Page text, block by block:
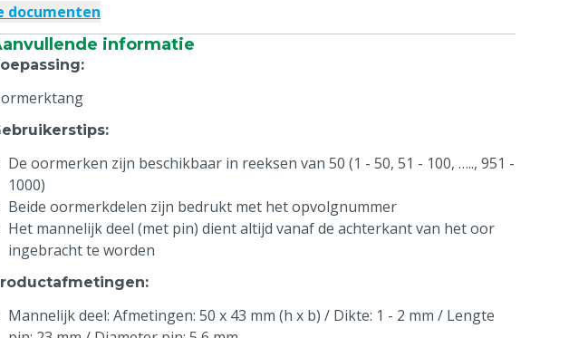
documenten
informatie
:
:
De oormerken zijn beschikbaar in reeksen van 50 (1 - 50, 51 - 100, ….., 951 -
1000)
Beide oormerkdelen zijn bedrukt met het opvolgnummer
Het mannelijk deel (met pin) dient altijd vanaf de achterkant van het oor
ingebracht te worden
:
Mannelijk deel: Afmetingen: 50 x 43 mm (h x b) / Dikte: 1 - 2 mm / Lengte